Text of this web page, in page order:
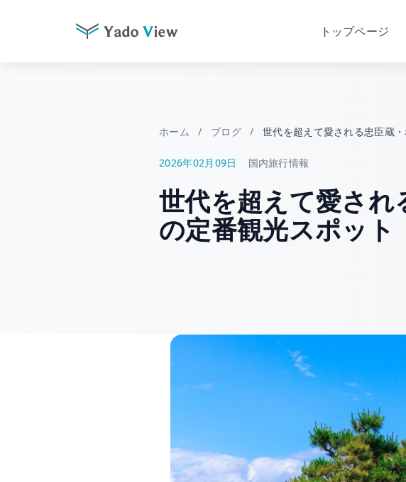
トップページ
ホーム / ブログ / 世代を超えて愛される忠臣蔵
2026年02月09日 国内旅行情報
世代を超えて愛され
の定番観光スポット